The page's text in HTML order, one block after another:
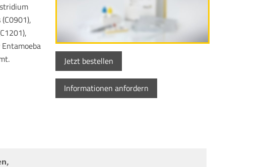
Jetzt bestellen
Informationen anfordern